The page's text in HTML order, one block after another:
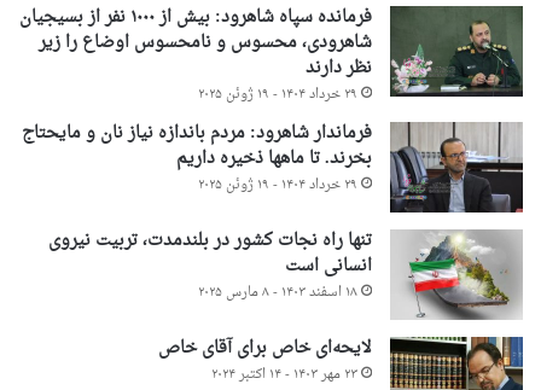
فرمانده سپاه شاهرود: بیش از ۱۰۰۰ نفر از بسیجیان
شاهرودی، محسوس و نامحسوس اوضاع را زیر
نظر دارند
۲۹ خرداد ۱۴۰۴ - ۱۹ ژوئن ۲۰۲۵
فرماندار شاهرود: مردم باندازه نیاز نان و مایحتاج
بخرند. تا ماهها ذخیره داریم
۲۹ خرداد ۱۴۰۴ - ۱۹ ژوئن ۲۰۲۵
تنها راه نجات کشور در بلندمدت، تربیت نیروی
انسانی است
۱۸ اسفند ۱۴۰۳ - ۸ مارس ۲۰۲۵
لایحه‌ای خاص برای آقای خاص
۲۳ مهر ۱۴۰۳ - ۱۴ اکتبر ۲۰۲۴